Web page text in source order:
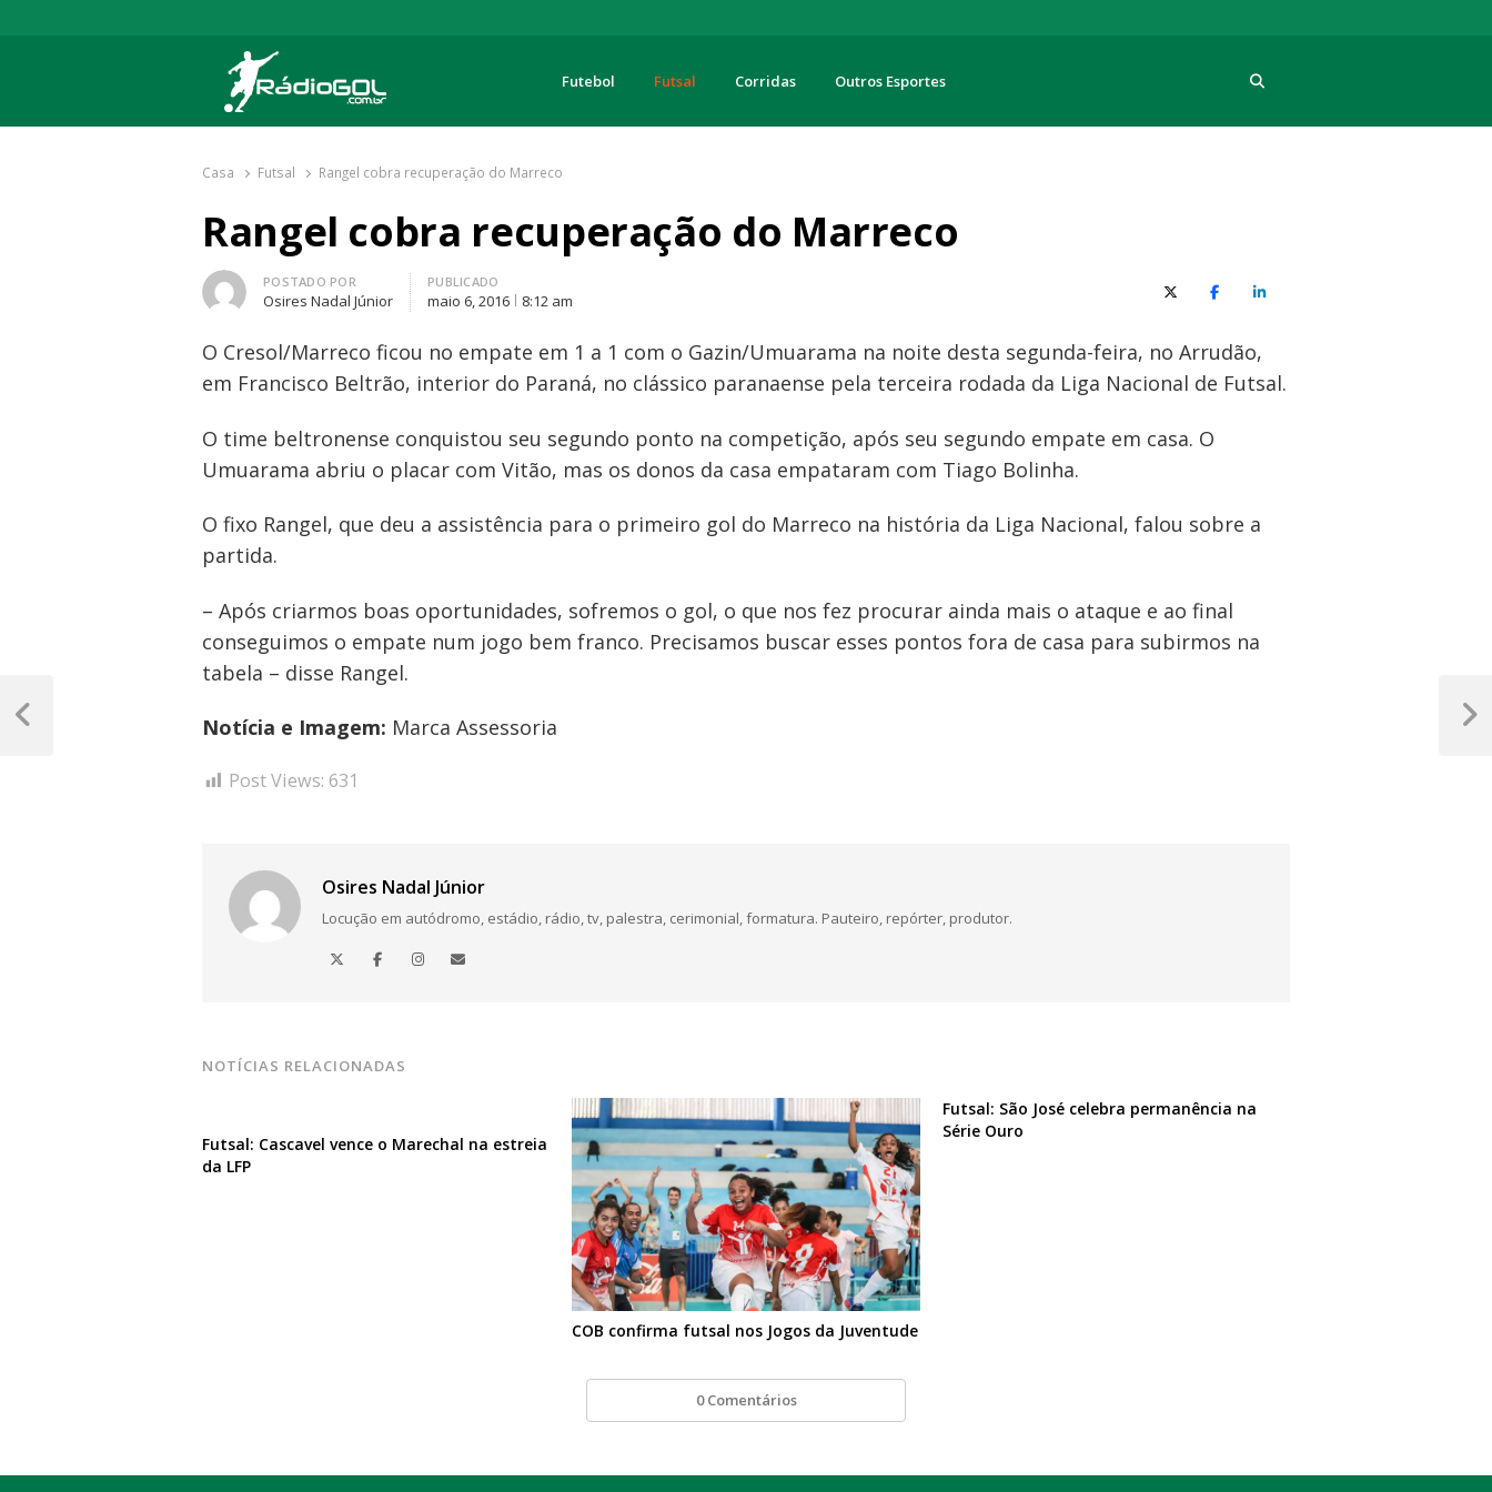
Rádio Gol
Há mais de 20 anos com as melhores coberturas
Futebol Futsal Corridas Outros Esportes
Casa Futsal Rangel cobra recuperação do Marreco
Rangel cobra recuperação do Marreco
Autor
POSTADO POR
Osires Nadal Júnior
PUBLICADO
maio 6, 2016 8:12 am X (Twitter)FacebookO LinkedIn
O Cresol/Marreco ficou no empate em 1 a 1 com o Gazin/Umuarama na noite desta segunda-feira, no Arrudão,
em Francisco Beltrão, interior do Paraná, no clássico paranaense pela terceira rodada da Liga Nacional de Futsal.
O time beltronense conquistou seu segundo ponto na competição, após seu segundo empate em casa. O
Umuarama abriu o placar com Vitão, mas os donos da casa empataram com Tiago Bolinha.
O fixo Rangel, que deu a assistência para o primeiro gol do Marreco na história da Liga Nacional, falou sobre a
partida.
– Após criarmos boas oportunidades, sofremos o gol, o que nos fez procurar ainda mais o ataque e ao final
conseguimos o empate num jogo bem franco. Precisamos buscar esses pontos fora de casa para subirmos na
tabela – disse Rangel.
Notícia e Imagem: Marca Assessoria
Post Views: 631
Osires Nadal Júnior
Locução em autódromo, estádio, rádio, tv, palestra, cerimonial, formatura. Pauteiro, repórter, produtor.
NOTÍCIAS RELACIONADAS
Futsal: Cascavel vence o Marechal na estreia
da LFP
COB confirma futsal nos Jogos da Juventude
Futsal: São José celebra permanência na
Série Ouro
0 Comentários
Navegação
de
Post